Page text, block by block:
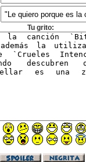
Tu grito: